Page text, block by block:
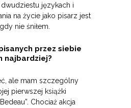
językach i
na życie jako pisarz jest
nie śniłem.
przez siebie
najbardziej?
ale mam szczególny
pierwszej książki
Chociaż akcja